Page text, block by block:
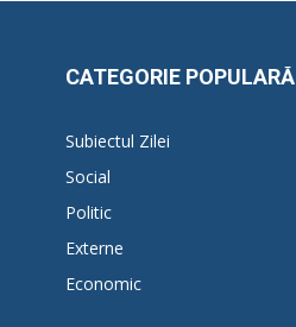
CATEGORIE POPULARĂ
Subiectul Zilei
Social
Politic
Externe
Economic